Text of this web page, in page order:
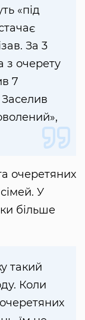
«під
За 3
з очерету
7
очеретяних
У
більше
такий
Коли